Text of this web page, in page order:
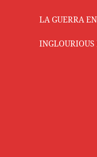
LA GUERRA
INGLOURIOUS